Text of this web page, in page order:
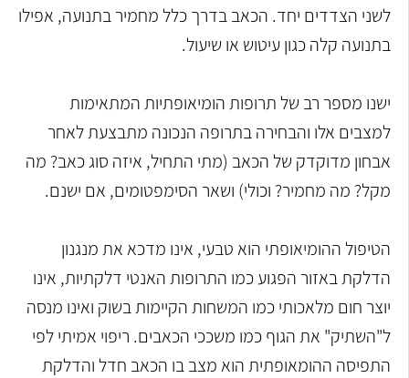
לשני הצדדים יחד. הכאב בדרך כלל מחמיר בתנועה, אפילו
בתנועה קלה כגון עיטוש או שיעול.
ישנו מספר רב של תרופות הומיאופתיות המתאימות
למצבים אלו והבחירה בתרופה הנכונה מתבצעת לאחר
אבחון מדוקדק של הכאב (מתי התחיל, איזה סוג כאב? מה
מקל? מה מחמיר? וכולי) ושאר הסימפטומים, אם ישנם.
הטיפול ההומיאופתי הוא טבעי, אינו מדכא את מנגנון
הדלקת באזור הפגוע כמו התרופות האנטי דלקתיות, אינו
יוצר חום מלאכותי כמו המשחות הקיימות בשוק ואינו מנסה
ל"השתיק" את הגוף כמו משככי הכאבים. ריפוי אמיתי לפי
התפיסה ההומאופתית הוא מצב בו הכאב חדל והדלקת